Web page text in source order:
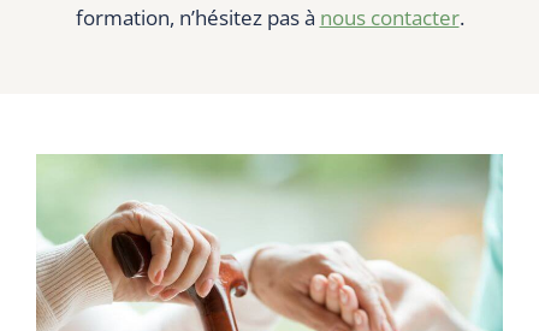
formation, n’hésitez pas à nous contacter.